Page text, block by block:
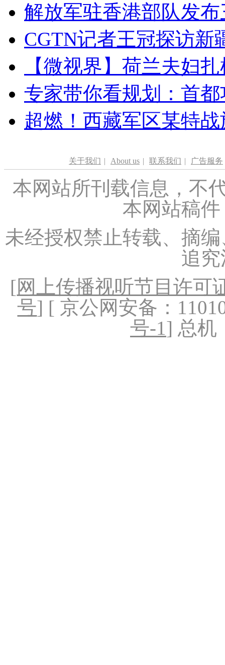
解放军驻香港部队发
CGTN记者王冠探访新
【微视界】荷兰夫妇
专家带你看规划：首
超燃！西藏军区某特
关于我们 | About us | 联系我们 | 广告服务
本网站所刊载信息，不
本网站稿
未经授权禁止转载、摘
追
[网上传播视听节目许可
号] [ 京公网安备：
号-1] 总机